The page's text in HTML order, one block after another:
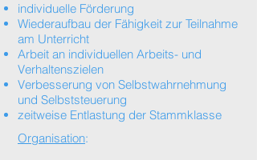
​individuelle Förderung
Wiederaufbau der Fähigkeit zur Teilnahme
am Unterricht
Arbeit an individuellen Arbeits- und
Verhaltenszielen
Verbesserung von Selbstwahrnehmung
und Selbststeuerung
zeitweise Entlastung der Stammklasse
Organisation: